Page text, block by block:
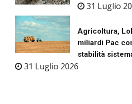
31 Luglio
Agricoltura,
miliardi Pac
stabilità
31 Luglio 2026